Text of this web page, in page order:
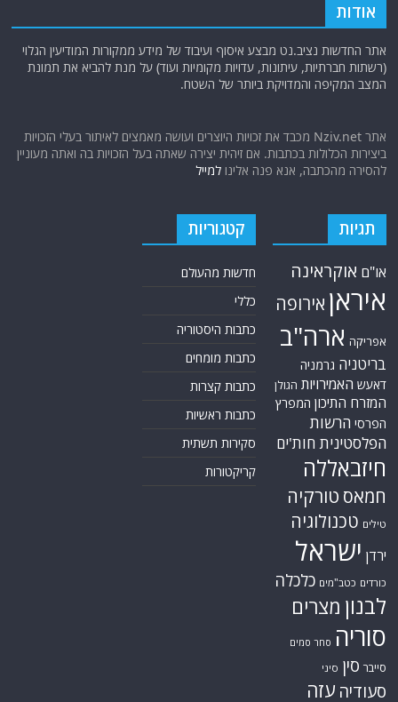
אודות
אתר החדשות נציב.נט מבצע איסוף ועיבוד של מידע ממקורות המודיעין הגלוי
(רשתות חברתיות, עיתונות, עדויות מקומיות ועוד) על מנת להביא את תמונת
המצב המקיפה והמדויקת ביותר של השטח.
אתר Nziv.net מכבד את זכויות היוצרים ועושה מאמצים לאיתור בעלי הזכויות
ביצירות הכלולות בכתבות. אם זיהית יצירה שאתה בעל הזכויות בה ואתה מעוניין
להסירה מהכתבה, אנא פנה אלינולמייל
תגיות
או"ם אוקראינה
איראן אירופה
אפריקה ארה"ב
בריטניה גרמניה
דאעש האמירויות הגולן
המזרח התיכון המפרץ
הפרסי הרשות
הפלסטינית חות'ים
חיזבאללה
חמאס טורקיה
טילים טכנולוגיה
ירדן ישראל
כורדים כטב"מים כלכלה
לבנון מצרים
סוריה סחר סמים
סייבר סין סיני
סעודיה עזה
קטגוריות
חדשות מהעולם
כללי
כתבות היסטוריה
כתבות מומחים
כתבות קצרות
כתבות ראשיות
סקירות תשתית
קריקטורות